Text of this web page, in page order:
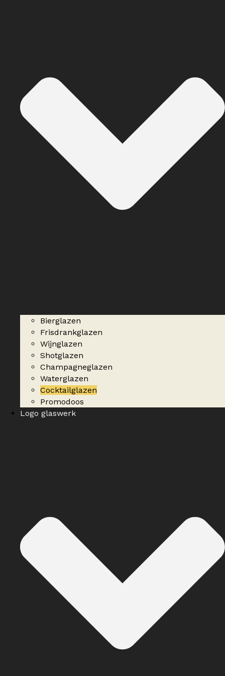
Bierglazen
Frisdrankglazen
Wijnglazen
Shotglazen
Champagneglazen
Waterglazen
Cocktailglazen
Promodoos
Logo glaswerk